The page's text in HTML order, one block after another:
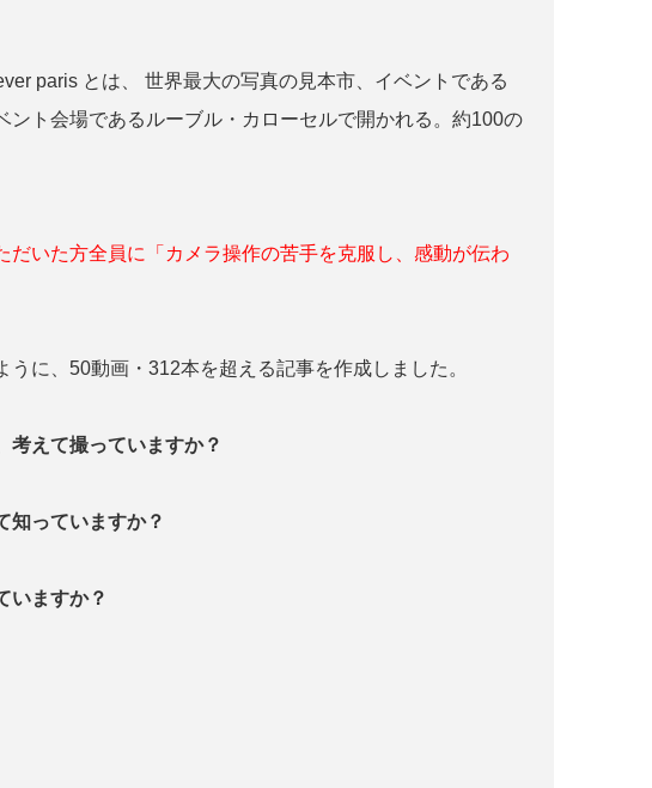
paris とは、 世界最大の写真の見本市、イベントである
ト会場であるルーブル・カローセルで開かれる。約100の
いた方全員に「カメラ操作の苦手を克服し、感動が伝わ
に、50動画・312本を超える記事を作成しました。
考えて撮っていますか？
知っていますか？
いますか？